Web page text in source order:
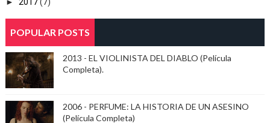
POPULAR POSTS
2013 - EL VIOLINISTA DEL DIABLO (Película
Completa).
2006 - PERFUME: LA HISTORIA DE UN ASESINO
(Película Completa)